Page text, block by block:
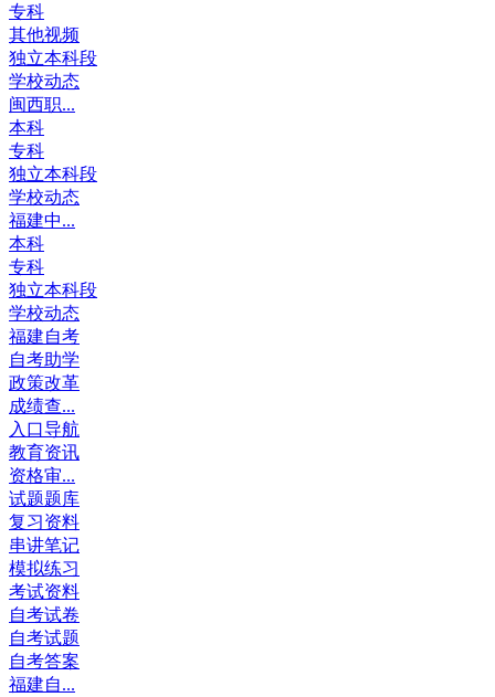
专科
其他视频
独立本科段
学校动态
闽西职...
本科
专科
独立本科段
学校动态
福建中...
本科
专科
独立本科段
学校动态
福建自考
自考助学
政策改革
成绩查...
入口导航
教育资讯
资格审...
试题题库
复习资料
串讲笔记
模拟练习
考试资料
自考试卷
自考试题
自考答案
福建自...